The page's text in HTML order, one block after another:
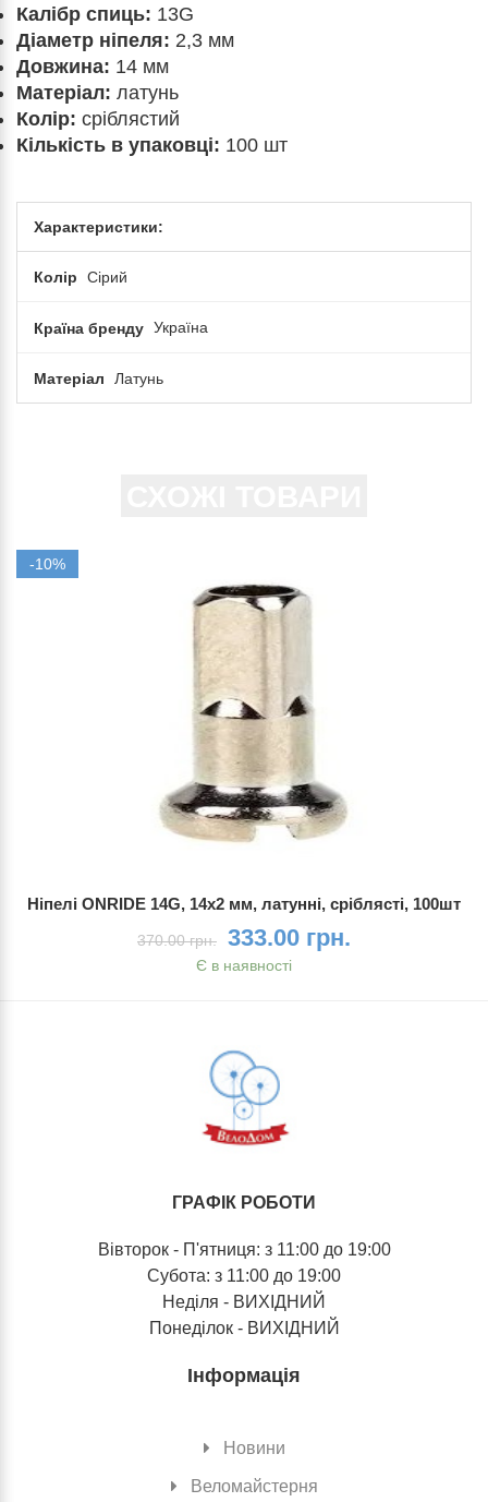
Калібр спиць: 13G
Діаметр ніпеля: 2,3 мм
Довжина: 14 мм
Матеріал: латунь
Колір: сріблястий
Кількість в упаковці: 100 шт
Характеристики:
Колір Сірий
Країна бренду Україна
Матеріал Латунь
-10%
Ніпелі ONRIDE 14G, 14x2 мм, латунні, сріблясті, 100шт
370.00 грн. 333.00 грн.
Є в наявності
ГРАФІК РОБОТИ
Вівторок - П'ятниця: з 11:00 до 19:00
Субота: з 11:00 до 19:00
Неділя - ВИХІДНИЙ
Понеділок - ВИХІДНИЙ
Інформація
Новини
Веломайстерня